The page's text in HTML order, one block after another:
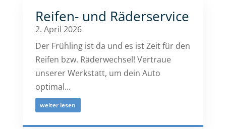
Reifen- und Räderservice
2. April 2026
Der Frühling ist da und es ist Zeit für den
Reifen bzw. Räderwechsel! Vertraue
unserer Werkstatt, um dein Auto
optimal...
weiter lesen